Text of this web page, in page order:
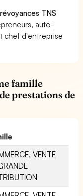
TNS
auto-
chef d'entreprise
famille
prestations de
VENTE